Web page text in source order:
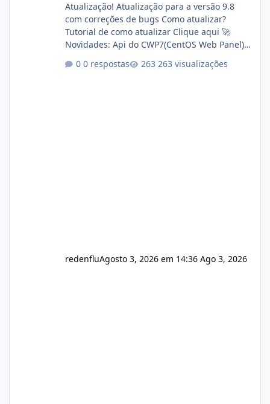
Atualização! Atualização para a versão 9.8
com correções de bugs Como atualizar?
Tutorial de como atualizar Clique aqui 🚀
Novidades: Api do CWP7(CentOS Web Panel)
autorizado a usasr o isistem:
0 respostas 263 visualizações
redenfluAgosto 3, 2026 em 14:36 Ago 3, 2026